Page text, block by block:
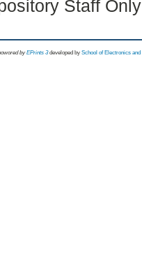
Staff
byEPrints 3 developed by School of Electronics